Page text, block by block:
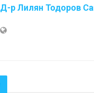
Д-р Лилян Тодоров